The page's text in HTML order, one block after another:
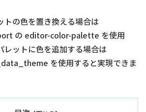
トの色を置き換える場合は
の editor-color-palette を使用
レットに色を追加する場合は
を使用すると実現できま